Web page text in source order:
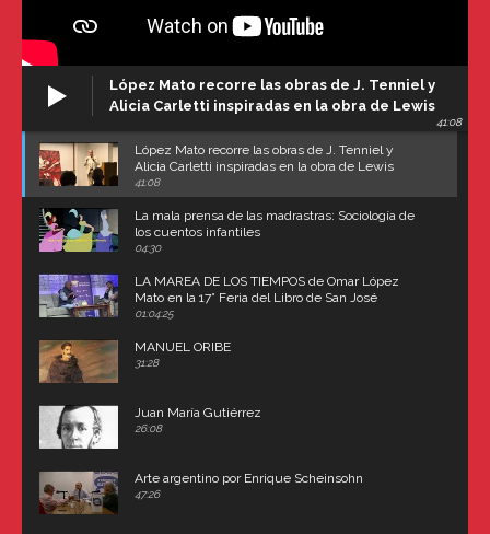
López Mato recorre las obras de J. Tenniel y
Alicia Carletti inspiradas en la obra de Lewis
41:08
López Mato recorre las obras de J. Tenniel y
Alicia Carletti inspiradas en la obra de Lewis
Carroll
41:08
La mala prensa de las madrastras: Sociología de
los cuentos infantiles
04:30
LA MAREA DE LOS TIEMPOS de Omar López
Mato en la 17° Feria del Libro de San José
(Uruguay)
01:04:25
MANUEL ORIBE
31:28
Juan María Gutiérrez
26:08
Arte argentino por Enrique Scheinsohn
47:26